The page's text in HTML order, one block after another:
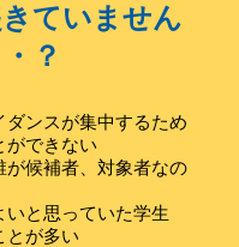
ていません
？
ダンスが集中するため
ができない
が候補者、対象者なの
いと思っていた学生
とが多い